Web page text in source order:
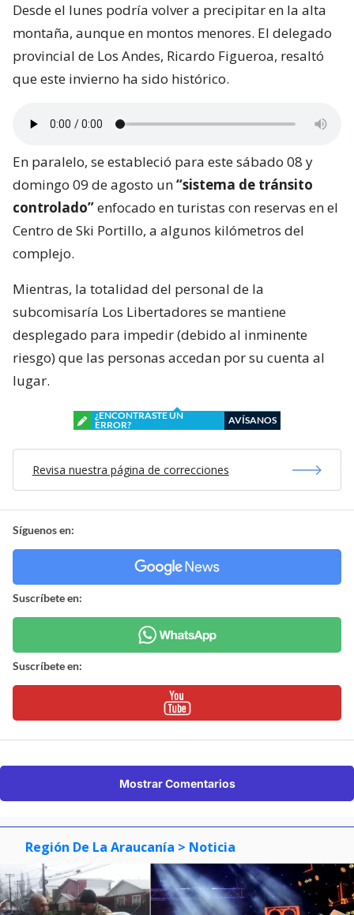
Desde el lunes podría volver a precipitar en la alta
montaña, aunque en montos menores. El delegado
provincial de Los Andes, Ricardo Figueroa, resaltó
que este invierno ha sido histórico.
En paralelo, se estableció para este sábado 08 y
domingo 09 de agosto un“sistema de tránsito
controlado”enfocado en turistas con reservas en el
Centro de Ski Portillo, a algunos kilómetros del
complejo.
Mientras, la totalidad del personal de la
subcomisaría Los Libertadores se mantiene
desplegado para impedir (debido al inminente
riesgo) que las personas accedan por su cuenta al
lugar.
¿ENCONTRASTE UN
ERROR?
AVÍSANOS
Revisa nuestra página de correcciones
Síguenos en:
Suscríbete en:
Suscríbete en:
Mostrar Comentarios
Región De La Araucanía > Noticia